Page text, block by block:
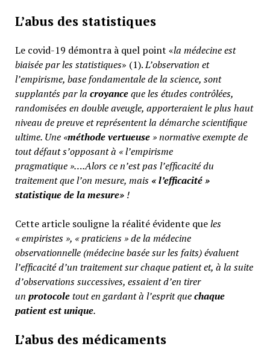
L’abus des statistiques
Le covid-19 démontra à quel point «la médecine est
biaisée par les statistiques» (1).L’observation et
l’empirisme, base fondamentale de la science, sont
supplantés par la croyanceque les études contrôlées,
randomisées en double aveugle, apporteraient le plus haut
niveau de preuve et représentent la démarche scientifique
ultime. Une «méthode vertueuse» normative exempte de
tout défaut s’opposant à « l’empirisme
pragmatique »….Alors ce n’est pas l’efficacité du
traitement que l’on mesure, mais «l’efficacité »
statistique de la mesure» !
Cette article souligne la réalité évidente queles
« empiristes », « praticiens » de la médecine
observationnelle (médecine basée sur les faits) évaluent
l’efficacité d’un traitement sur chaque patient et, à la suite
d’observations successives, essaient d’en tirer
un protocoletout en gardant à l’esprit quechaque
patient est unique.
L’abus des médicaments